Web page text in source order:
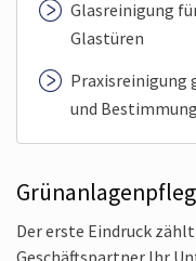
Glasreinigung
Glastüren
Praxisreinigung
und
Der erste Eindruck
Geschäftspartner Ihr